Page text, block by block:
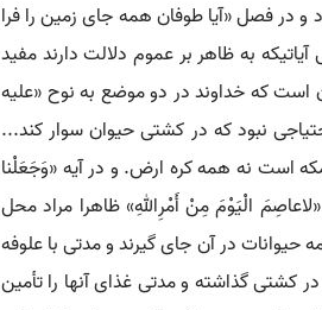
و در فصل «آیا طوفان همه جای زمین را فرا
به ظاهر بر عموم دلالت دارند مفید
که خداوند در دو موضع به نوح «علیه
نبود که در کشتی حیوان سوار کند...
است نه همه کره ارض. و در آیه «وَجَعَلْنا
الْیَوْمَ مِنْ أَمْرِاللهِ» ظاهرا مراد محل
در آن جای گیرند و مدتی با علوفه
کشتی گذاشته و مدتی غذای آنها را تأمین